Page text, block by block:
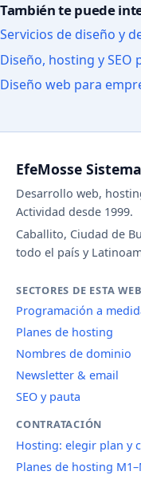
También te puede
Servicios de diseño y
Diseño, hosting y SEO
Diseño web para
EfeMosse
Desarrollo web,
Actividad desde 1999.
Caballito, Ciudad de
todo el país y
SECTORES DE ESTA WEB
Programación a
Planes de hosting
Nombres de dominio
Newsletter & email
SEO y pauta
CONTRATACIÓN
Hosting: elegir plan y
Planes de hosting